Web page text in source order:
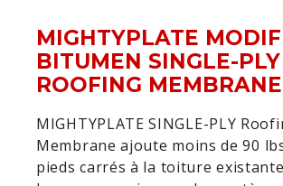
MIGHTYPLATE
BITUMEN SINGLE-PLY
ROOFING
MIGHTYPLATE SINGLE-PLY
Membrane ajoute moins de 90
pieds carrés à la toiture